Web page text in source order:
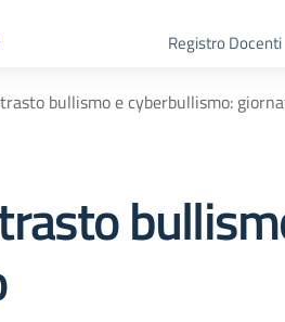
Registro Docenti
bullismo e cyberbullismo: